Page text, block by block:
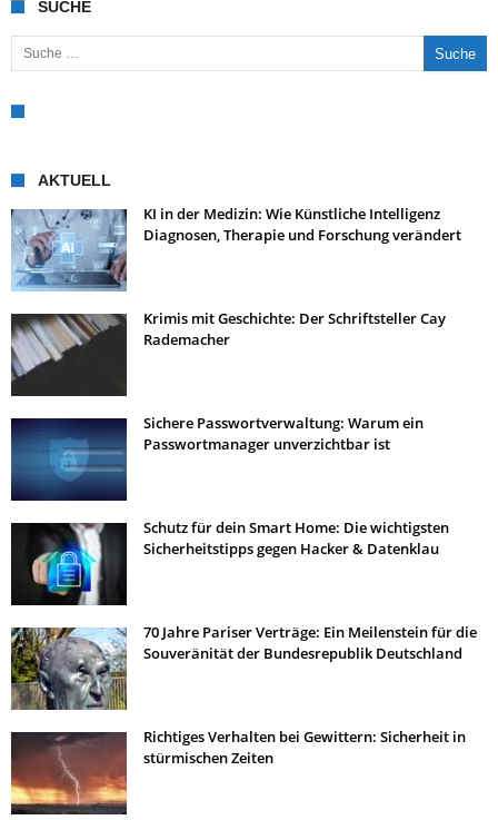
SUCHE
Suche nach:
AKTUELL
KI in der Medizin: Wie Künstliche Intelligenz
Diagnosen, Therapie und Forschung verändert
Krimis mit Geschichte: Der Schriftsteller Cay
Rademacher
Sichere Passwortverwaltung: Warum ein
Passwortmanager unverzichtbar ist
Schutz für dein Smart Home: Die wichtigsten
Sicherheitstipps gegen Hacker & Datenklau
70 Jahre Pariser Verträge: Ein Meilenstein für die
Souveränität der Bundesrepublik Deutschland
Richtiges Verhalten bei Gewittern: Sicherheit in
stürmischen Zeiten